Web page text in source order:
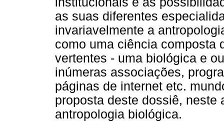
as suas diferentes
invariavelmente a
como uma ciência composta
vertentes - uma biológica e
inúmeras associações,
páginas de internet etc.
proposta deste dossiê, neste
antropologia biológica.